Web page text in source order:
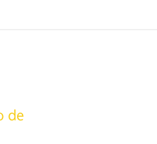
de